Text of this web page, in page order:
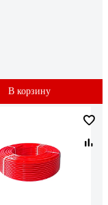
В корзину